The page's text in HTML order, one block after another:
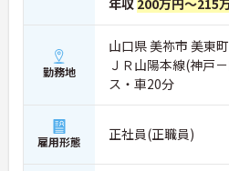
年収 200万円～215
勤務地
山口県 美祢市 美東
ＪＲ山陽本線(神戸
ス・車20分
雇用形態 正社員(正職員)